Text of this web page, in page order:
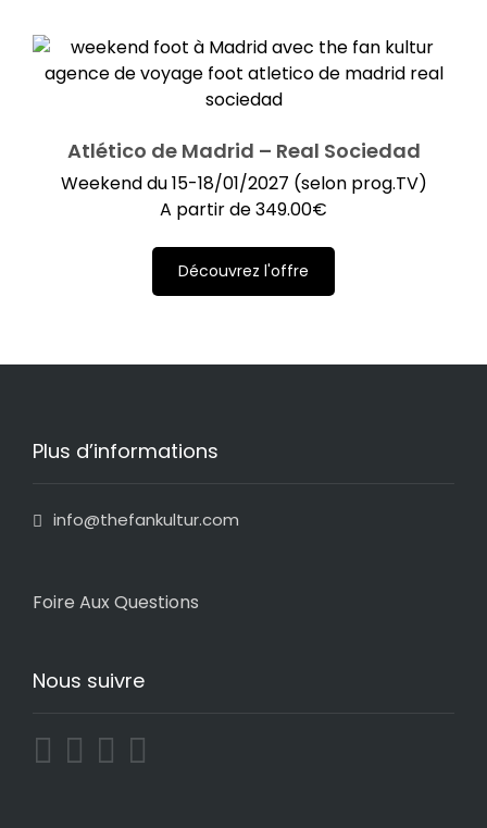
Atlético de Madrid – Real Sociedad
Weekend du 15-18/01/2027 (selon prog.TV)
A partir de349.00€
Découvrez l'offre
Plus d’informations
info@thefankultur.com
Foire Aux Questions
Nous suivre